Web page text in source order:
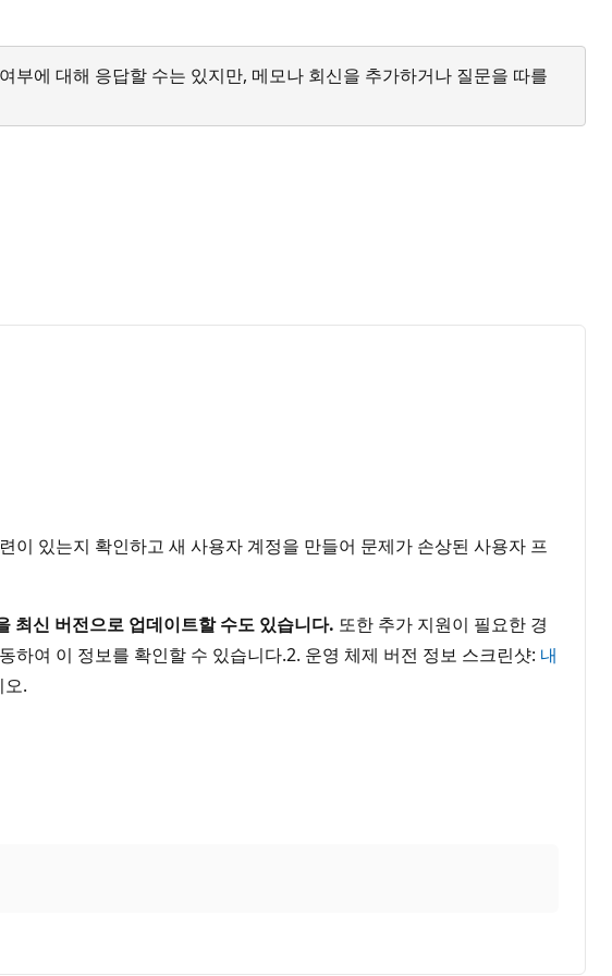
에 대해 응답할 수는 있지만, 메모나 회신을 추가하거나 질문을 따를
이 있는지 확인하고 새 사용자 계정을 만들어 문제가 손상된 사용자 프
최신 버전으로 업데이트할 수도 있습니다. 또한 추가 지원이 필요한 경
여 이 정보를 확인할 수 있습니다.2. 운영 체제 버전 정보 스크린샷: 내
.